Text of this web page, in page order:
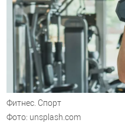
Фитнес. Спорт
Фото: unsplash.com